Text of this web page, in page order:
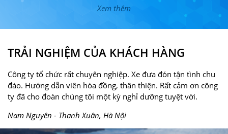
Xem thêm
TRẢI NGHIỆM CỦA KHÁCH HÀNG
Công ty tổ chức rất chuyên nghiệp. Xe đưa đón tận tình chu
đáo. Hướng dẫn viên hòa đồng, thân thiện. Rất cảm ơn công
ty đã cho đoàn chúng tôi một kỳ nghỉ dưỡng tuyệt vời.
Nam Nguyên - Thanh Xuân, Hà Nội